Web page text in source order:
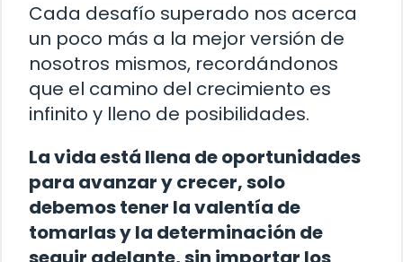
Cada desafío superado nos acerca
un poco más a la mejor versión de
nosotros mismos, recordándonos
que el camino del crecimiento es
infinito y lleno de posibilidades.
La vida está llena de oportunidades
para avanzar y crecer, solo
debemos tener la valentía de
tomarlas y la determinación de